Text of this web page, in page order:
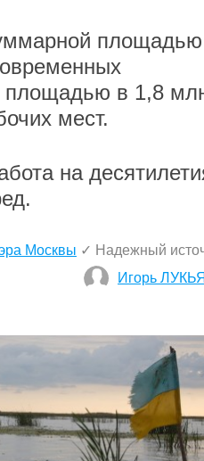
площадью
площадью в 1,8
мест.
на
Москвы ✓ Надежный
Игорь